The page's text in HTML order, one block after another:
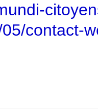
contact-